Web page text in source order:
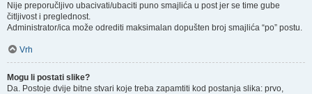
Nije preporučljivo ubacivati/ubaciti puno smajlića u post jer se time gube
čitljivost i preglednost.
Administrator/ica može odrediti maksimalan dopušten broj smajlića “po” postu.
Vrh
Mogu li postati slike?
Da. Postoje dvije bitne stvari koje treba zapamtiti kod postanja slika: prvo,